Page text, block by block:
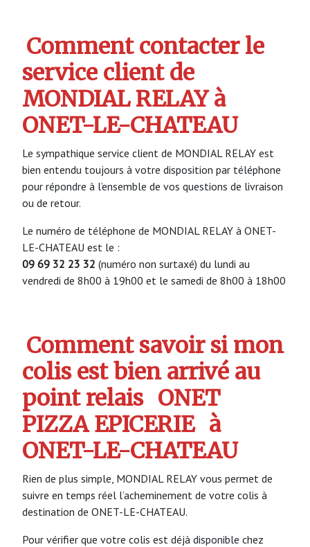
Comment contacter le
service client de
MONDIAL RELAY à
ONET-LE-CHATEAU
Le sympathique service client de MONDIAL RELAY est
bien entendu toujours à votre disposition par téléphone
pour répondre à l’ensemble de vos questions de livraison
ou de retour.
Le numéro de téléphone de MONDIAL RELAY à ONET-
LE-CHATEAU est le :
09 69 32 23 32 (numéro non surtaxé) du lundi au
vendredi de 8h00 à 19h00 et le samedi de 8h00 à 18h00
Comment savoir si mon
colis est bien arrivé au
point relais ONET
PIZZA EPICERIE à
ONET-LE-CHATEAU
Rien de plus simple, MONDIAL RELAY vous permet de
suivre en temps réel l’acheminement de votre colis à
destination de ONET-LE-CHATEAU.
Pour vérifier que votre colis est déjà disponible chez